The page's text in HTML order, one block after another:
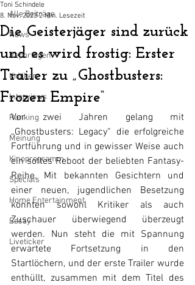
Alle Beiträge
News
Reportagen
Kritiken
Interviews
Ranking
Meinung
Kinoprogramm
Specials
Home Entertainment
Essay
Liveticker
Die Geisterjäger sind zurück
und es wird frostig: Erster
Trailer zu „Ghostbusters:
Frozen Empire“
Toni Schindele
8. Nov. 2023 2 Min. Lesezeit
Vor zwei Jahren gelang mit
„Ghostbusters: Legacy“ die erfolgreiche
Fortführung und in gewisser Weise auch
ein softes Reboot der beliebten Fantasy-
Reihe. Mit bekannten Gesichtern und
einer neuen, jugendlichen Besetzung
konnten sowohl Kritiker als auch
Zuschauer überwiegend überzeugt
werden. Nun steht die mit Spannung
erwartete Fortsetzung in den
Startlöchern, und der erste Trailer wurde
enthüllt, zusammen mit dem Titel des